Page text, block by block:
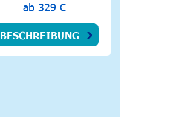
ab 329 €
BESCHREIBUNG